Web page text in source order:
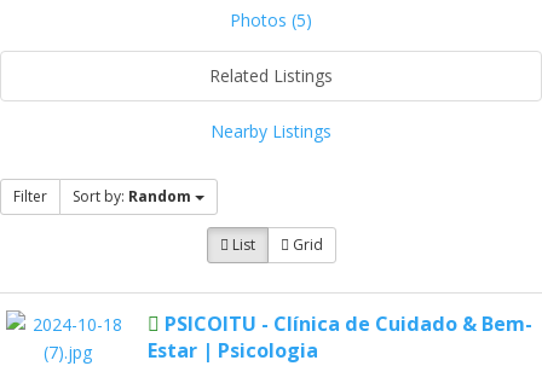
Photos (5)
Related Listings
Nearby Listings
Filter Sort by: Random
List Grid
PSICOITU - Clínica de Cuidado & Bem-
Estar | Psicologia